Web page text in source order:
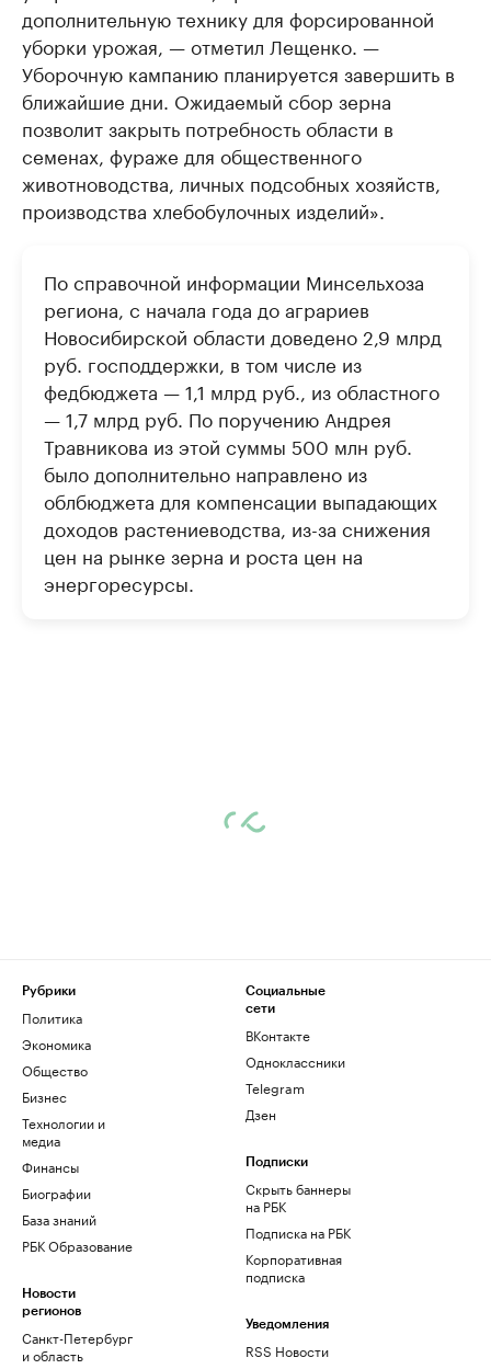
дополнительную технику для форсированной
уборки урожая, — отметил Лещенко. —
Уборочную кампанию планируется завершить в
ближайшие дни. Ожидаемый сбор зерна
позволит закрыть потребность области в
семенах, фураже для общественного
животноводства, личных подсобных хозяйств,
производства хлебобулочных изделий».
По справочной информации Минсельхоза
региона, с начала года до аграриев
Новосибирской области доведено 2,9 млрд
руб. господдержки, в том числе из
федбюджета — 1,1 млрд руб., из областного
— 1,7 млрд руб. По поручению Андрея
Травникова из этой суммы 500 млн руб.
было дополнительно направлено из
облбюджета для компенсации выпадающих
доходов растениеводства, из-за снижения
цен на рынке зерна и роста цен на
энергоресурсы.
Рубрики
Политика
Экономика
Общество
Бизнес
Технологии и
медиа
Финансы
Биографии
База знаний
РБК Образование
Новости
регионов
Санкт-Петербург
и область
Социальные
сети
ВКонтакте
Одноклассники
Telegram
Дзен
Подписки
Скрыть баннеры
на РБК
Подписка на РБК
Корпоративная
подписка
Уведомления
RSS Новости